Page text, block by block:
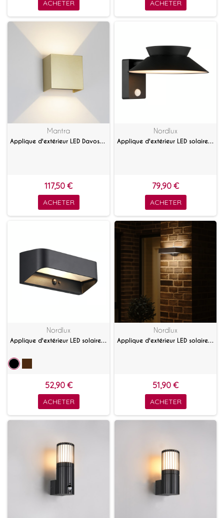
ACHETER ACHETER
Mantra
Applique d'extérieur LED Davos XL Doré
117,50 €
ACHETER
Nordlux
Applique d'extérieur LED solaire avec détecteur Justina
79,90 €
ACHETER
Nordlux
Applique d'extérieur LED solaire avec détecteur Marcellio
52,90 €
ACHETER
Nordlux
Applique d'extérieur LED solaire avec détecteur Monay
51,90 €
ACHETER